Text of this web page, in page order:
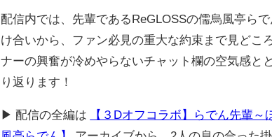
配信内では、先輩であるReGLOSSの儒烏風亭ら
け合いから、ファン必見の重大な約束まで見どこ
ナーの興奮が冷めやらないチャット欄の空気感と
り返ります！
▶ 配信の全編は
【３Dオフコラボ】らでん先輩